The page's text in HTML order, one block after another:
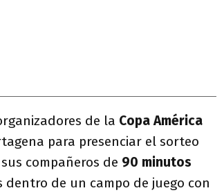
de la Copa América
para presenciar el sorteo
compañeros de 90 minutos
de un campo de juego con